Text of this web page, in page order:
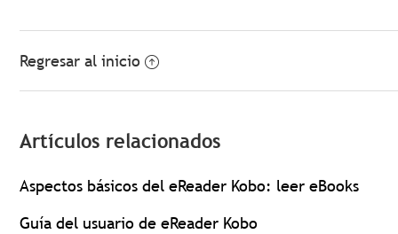
Regresar al inicio
Artículos relacionados
Aspectos básicos del eReader Kobo: leer eBooks
Guía del usuario de eReader Kobo